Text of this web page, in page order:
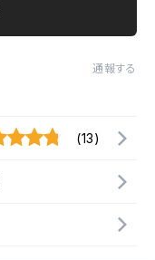
通報する
(13)